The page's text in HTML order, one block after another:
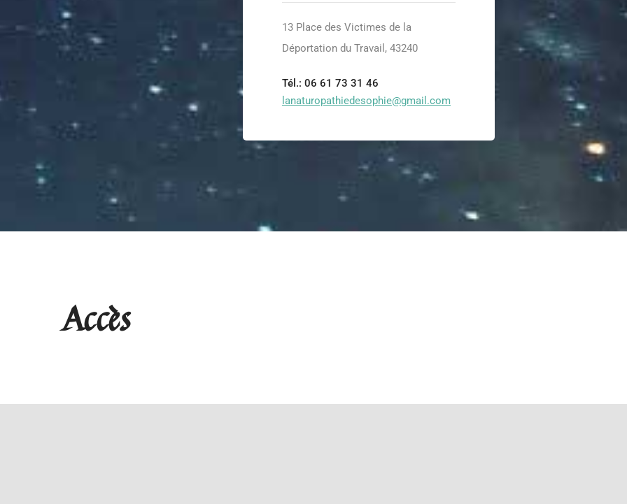
13 Place des Victimes de la
Déportation du Travail, 43240
Tél.: 06 61 73 31 46
lanaturopathiedesophie@gmail.com
Accès